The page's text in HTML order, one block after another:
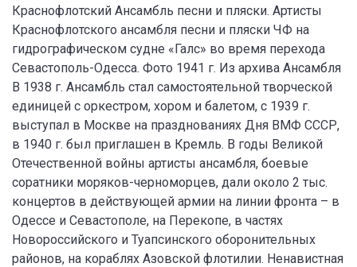
Краснофлотский Ансамбль песни и пляски. Артисты
Краснофлотского ансамбля песни и пляски ЧФ на
гидрографическом судне «Галс» во время перехода
Севастополь-Одесса. Фото 1941 г. Из архива Ансамбля
В 1938 г. Ансамбль стал самостоятельной творческой
единицей с оркестром, хором и балетом, с 1939 г.
выступал в Москве на празднованиях Дня ВМФ СССР,
в 1940 г. был приглашен в Кремль. В годы Великой
Отечественной войны артисты ансамбля, боевые
соратники моряков-черноморцев, дали около 2 тыс.
концертов в действующей армии на линии фронта – в
Одессе и Севастополе, на Перекопе, в частях
Новороссийского и Туапсинского оборонительных
районов, на кораблях Азовской флотилии. Ненавистная